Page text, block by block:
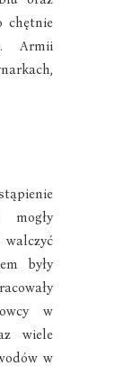
chętnie
Armii
były
w
wiele
w